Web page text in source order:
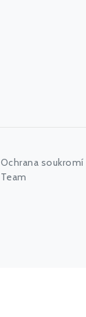
Ochrana soukromí
Team